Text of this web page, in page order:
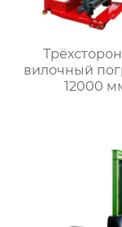
вилочный
12000